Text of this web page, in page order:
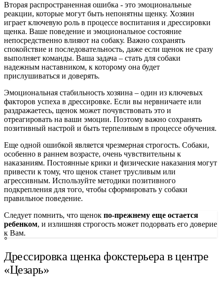
Вторая распространенная ошибка - это эмоциональные
реакции, которые могут быть непонятны щенку. Хозяин
играет ключевую роль в процессе воспитания и дрессировки
щенка. Ваше поведение и эмоциональное состояние
непосредственно влияют на собаку. Важно сохранять
спокойствие и последовательность, даже если щенок не сразу
выполняет команды. Ваша задача – стать для собаки
надежным наставником, к которому она будет
прислушиваться и доверять.
Эмоциональная стабильность хозяина – один из ключевых
факторов успеха в дрессировке. Если вы нервничаете или
раздражаетесь, щенок может почувствовать это и
отреагировать на ваши эмоции. Поэтому важно сохранять
позитивный настрой и быть терпеливым в процессе обучения.
Еще одной ошибкой является чрезмерная строгость. Собаки,
особенно в раннем возрасте, очень чувствительны к
наказаниям. Постоянные крики и физические наказания могут
привести к тому, что щенок станет трусливым или
агрессивным. Используйте методики позитивного
подкрепления для того, чтобы сформировать у собаки
правильное поведение.
Следует помнить, что щенок по-прежнему еще остается
ребенком, и излишняя строгость может подорвать его доверие
к Вам.
Дрессировка щенка фокстерьера в центре
«Цезарь»